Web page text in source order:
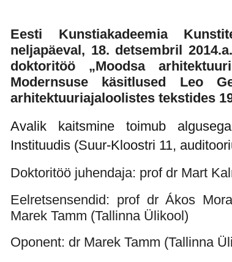
Eesti Kunstiakadeemia
neljapäeval, 18. detsembril
doktoritöö „Moodsa
Modernsuse käsitlused Leo
arhitektuuriajaloolistes tekstides
Avalik kaitsmine toimub
Instituudis (Suur-Kloostri 11,
Doktoritöö juhendaja: prof dr Mart
Eelretsensendid: prof dr Ákos
Marek Tamm (Tallinna Ülikool)
Oponent: dr Marek Tamm (Tallinna